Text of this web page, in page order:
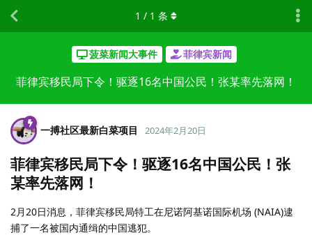
菠菜新闻大事件 菲律宾新闻
菲律宾移民局下令！驱逐16名中国公民！张某率先落网！
1 / 1 条
一搏社区最新白菜项目 2024年2月20日
菲律宾移民局下令！驱逐16名中国公民！张
某率先落网！
2月20日消息，菲律宾移民局特工在尼诺阿基诺国际机场 (NAIA)逮
捕了一名被国内通缉的中国逃犯。